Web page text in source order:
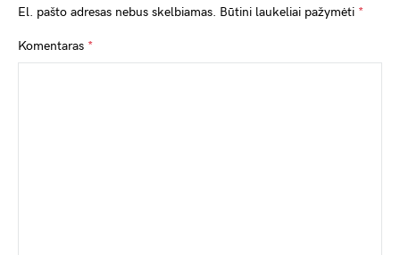
El. pašto adresas nebus skelbiamas. Būtini laukeliai pažymėti *
Komentaras *